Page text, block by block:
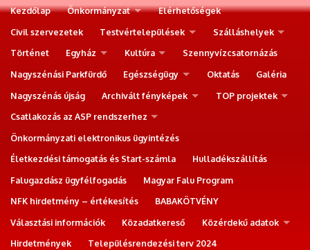
Kezdőlap Önkormányzat
Elérhetőségek
Civil szervezetek
Testvértelepülések
Szálláshelyek
Történet
Egyház Kultúra
Szennyvízcsatornázás
Nagyszénási Parkfürdő
Egészségügy Oktatás
Galéria
Nagyszénás újság
Archivált fényképek
TOP projektek
Csatlakozás az ASP rendszerhez
Önkormányzati elektronikus ügyintézés
Életkezdési támogatás és Start-számla
Hulladékszállítás
Falugazdász ügyfélfogadás
Magyar Falu Program
NFK hirdetmény – értékesítés
BABAKÖTVÉNY
Választási információk
Közadatkereső
Közérdekű adatok
Hirdetmények
Településrendezési terv 2024